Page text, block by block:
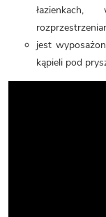
jest
kąpieli pod